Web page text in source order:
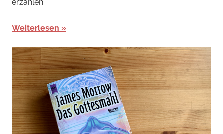
erzählen.
Weiterlesen